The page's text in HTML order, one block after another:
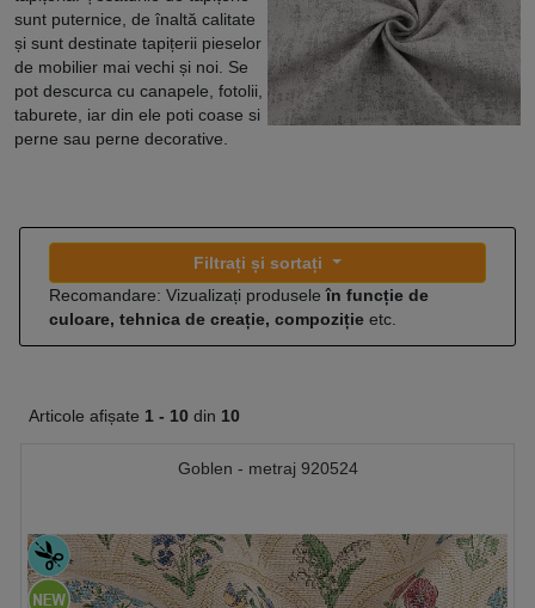
sunt puternice, de înaltă calitate
și sunt destinate tapițerii pieselor
de mobilier mai vechi și noi. Se
pot descurca cu canapele, fotolii,
taburete, iar din ele poti coase si
perne sau perne decorative.
Filtrați și sortați
Recomandare: Vizualizați produseleîn funcție de
culoare, tehnica de creație, compoziție etc.
Articole afișate 1 - 10 din 10
Goblen - metraj 920524